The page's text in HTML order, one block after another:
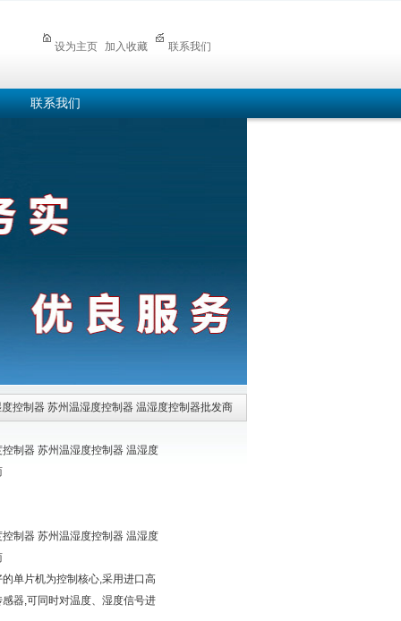
设为主页 加入收藏 联系我们
联系我们
控制器 苏州温湿度控制器 温湿度控制器批发商
制器 苏州温湿度控制器 温湿度
制器 苏州温湿度控制器 温湿度
单片机为控制核心,采用进口高
器,可同时对温度、湿度信号进